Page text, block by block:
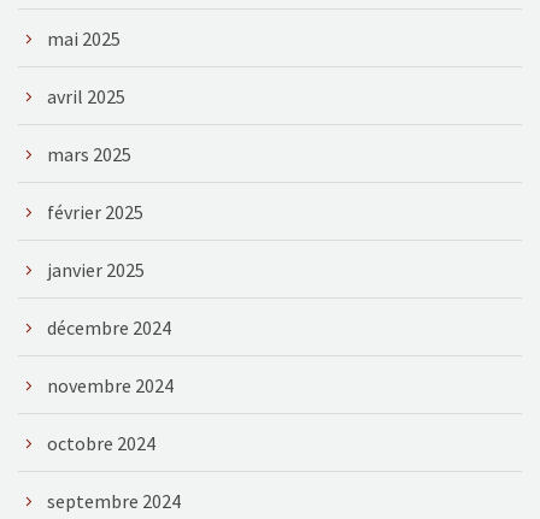
mai 2025
avril 2025
mars 2025
février 2025
janvier 2025
décembre 2024
novembre 2024
octobre 2024
septembre 2024